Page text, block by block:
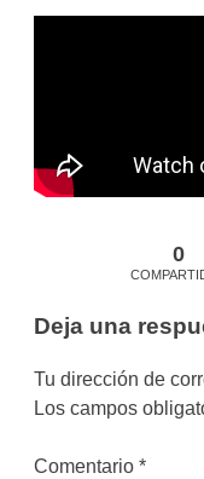
0
Deja una
Tu dirección de
Los campos
Comentario *